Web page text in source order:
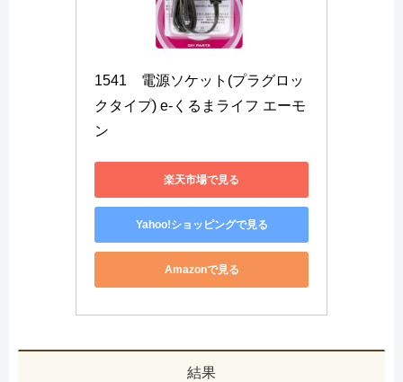
1541　電源ソケット(プラグロッ
クタイプ) e-くるまライフ エーモ
ン
楽天市場で見る
Yahoo!ショッピングで見る
Amazonで見る
結果